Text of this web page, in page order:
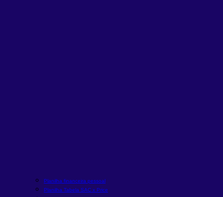
Planilha financeira pessoal
Planilha Tabela SAC x Price